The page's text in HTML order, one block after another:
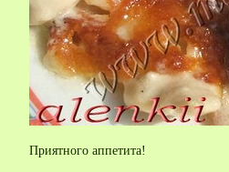
Приятного аппетита!